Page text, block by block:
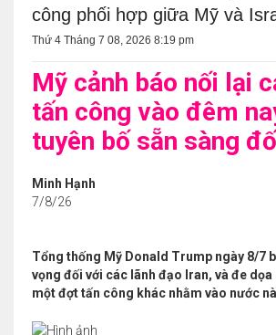
công phối hợp giữa Mỹ và
Thứ 4 Tháng 7 08, 2026 8:19 pm
Mỹ cảnh báo nối lại
tấn công vào đêm
tuyên bố sẵn sàng
Minh Hạnh
7/8/26
Tổng thống Mỹ Donald Trump ngày 8/7
vọng đối với các lãnh đạo Iran, và đe dọa
một đợt tấn công khác nhằm vào nước